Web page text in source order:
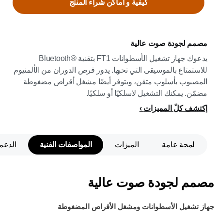
مصمم لجودة صوت عالية
يدعوك جهاز تشغيل الأسطوانات FT1 بتقنية Bluetooth®‎
للاستمتاع بالموسيقى التي تحبها. يدور قرص الدوران من الألمنيوم
المصبوب بأسلوب متقن، ويتوفر أيضًا مشغل أقراص مضغوطة
مضمّن. يمكنك التشغيل لاسلكيًا أو سلكيًا.
إكتشف كلّ المميزات
كيفية و اماكن شراء المنتج
لمحة عامة الميزات المواصفات الفنية
مصمم لجودة صوت عالية
جهاز تشغيل الأسطوانات ومشغل الأقراص المضغوطة